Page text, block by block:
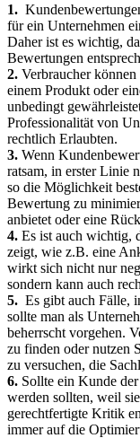
1.
für ein Unternehmen‌
Daher‌ ist es wichtig,
Bewertungen
2. ‍Verbraucher
einem Produkt‍ oder
unbedingt
Professionalität von
rechtlich Erlaubten.
3. Wenn
ratsam, in erster Linie
so die Möglichkeit
Bewertung zu
anbietet ⁤oder eine
4. ⁣Es ist⁤ auch wichtig,
zeigt, wie z.B. eine‍
wirkt ⁤sich nicht nur⁢
sondern⁢ kann ​auch
5.
Es gibt auch⁢ Fälle,
sollte man als
beherrscht vorgehen.
zu finden ⁤oder nutzen
zu⁣ versuchen, die
6. Sollte ein Kunde‍
werden sollten, weil
gerechtfertigte Kritik
immer auf die